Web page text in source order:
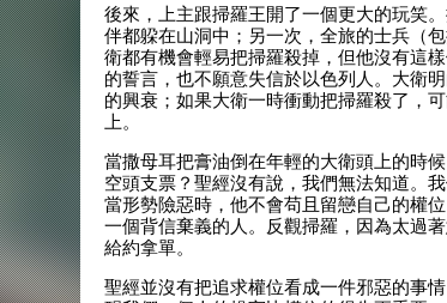
後來，上主跟掃羅王開了一個更大的玩笑
伴都躱在山洞中；另一次，全旅的士兵（
衛都有機會輕易把掃羅殺掉，但他沒有這
的誓言，也不願意失信於以色列人。大衛
的興衰；如果大衛一時衝動把掃羅殺了，
上。
當撒母耳把膏油倒在年輕的大衛頭上的時
空頭支票？聖經沒有說，我們無法知道。
當形勢險惡時，他不會苟且留戀自己的權
一個背信棄義的人。反觀掃羅，因為太過
給約拿單。
聖經並沒有把追求權位看成一件邪惡的事